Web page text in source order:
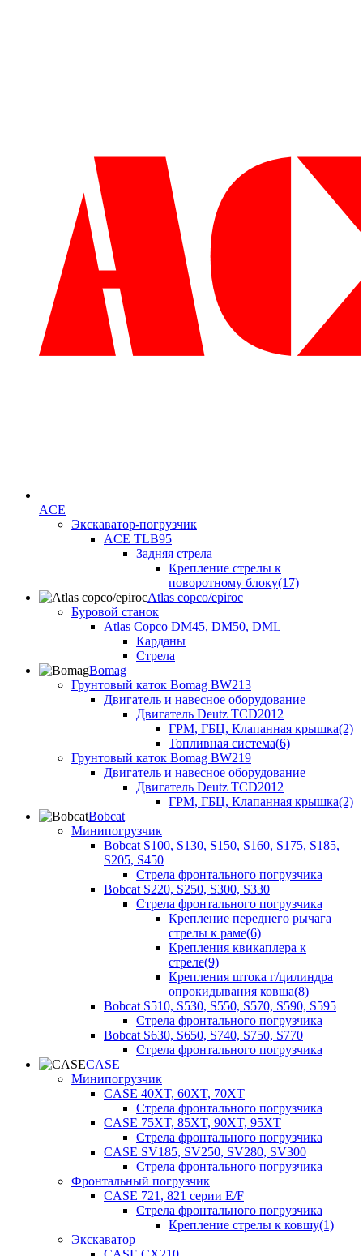
ACE
Экскаватор-погрузчик
ACE TLB95
Задняя стрела
Крепление стрелы к
поворотному блоку(17)
Atlas copco/epiroc
Буровой станок
Atlas Copco DM45, DM50, DML
Карданы
Стрела
Bomag
Грунтовый каток Bomag BW213
Двигатель и навесное оборудование
Двигатель Deutz TCD2012
ГРМ, ГБЦ, Клапанная крышка(2)
Топливная система(6)
Грунтовый каток Bomag BW219
Двигатель и навесное оборудование
Двигатель Deutz TCD2012
ГРМ, ГБЦ, Клапанная крышка(2)
Bobcat
Минипогрузчик
Bobcat S100, S130, S150, S160, S175, S185,
S205, S450
Стрела фронтального погрузчика
Bobcat S220, S250, S300, S330
Стрела фронтального погрузчика
Крепление переднего рычага
стрелы к раме(6)
Крепления квикаплера к
стреле(9)
Крепления штока г/цилиндра
опрокидывания ковша(8)
Bobcat S510, S530, S550, S570, S590, S595
Стрела фронтального погрузчика
Bobcat S630, S650, S740, S750, S770
Стрела фронтального погрузчика
CASE
Минипогрузчик
CASE 40XT, 60XT, 70XT
Стрела фронтального погрузчика
CASE 75XT, 85XT, 90XT, 95XT
Стрела фронтального погрузчика
CASE SV185, SV250, SV280, SV300
Стрела фронтального погрузчика
Фронтальный погрузчик
CASE 721, 821 серии E/F
Стрела фронтального погрузчика
Крепление стрелы к ковшу(1)
Экскаватор